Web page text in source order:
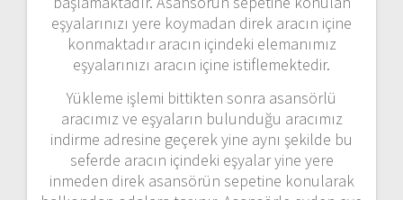
eşyalarınızı yere koymadan direk aracın içine
konmaktadır aracın içindeki elemanımız
eşyalarınızı aracın içine istiflemektedir.
Yükleme işlemi bittikten sonra asansörlü
aracımız ve eşyaların bulunduğu aracımız
indirme adresine geçerek yine aynı şekilde bu
seferde aracın içindeki eşyalar yine yere
inmeden direk asansörün sepetine konularak